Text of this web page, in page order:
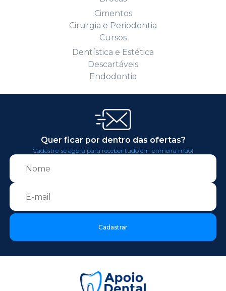
Cimentos
Cirurgia e Periodontia
Cursos
Dentística e Estética
Descartáveis
Endodontia
Quer ficar por dentro das ofertas?
Cadastre-se agora para receber tudo em primeira mão!
Cadastrar